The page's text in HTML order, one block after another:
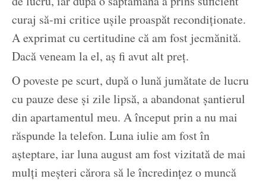
curaj să-mi critice ușile proaspăt recondiționate.
A exprimat cu certitudine că am fost jecmănită.
Dacă veneam la el, aș fi avut alt preț.
O poveste pe scurt, după o lună jumătate de lucru
cu pauze dese și zile lipsă, a abandonat șantierul
din apartamentul meu. A început prin a nu mai
răspunde la telefon. Luna iulie am fost în
așteptare, iar luna august am fost vizitată de mai
mulți meșteri cărora să le încredințez o muncă